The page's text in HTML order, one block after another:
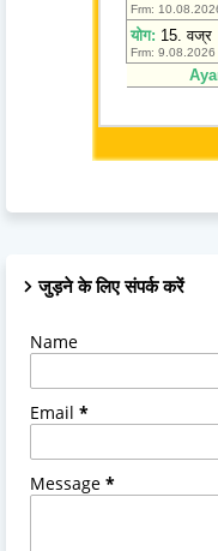
जुड़ने के लिए संपर्क करें
Name
Email *
Message *